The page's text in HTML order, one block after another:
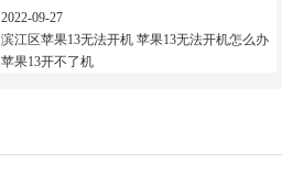
各样的问题.有些朋友无法启动手机,那么
如何解决这些问题呢?现在有滨...
2022-09-27
滨江区苹果13无法开机 苹果13无法开机怎么办
苹果13开不了机